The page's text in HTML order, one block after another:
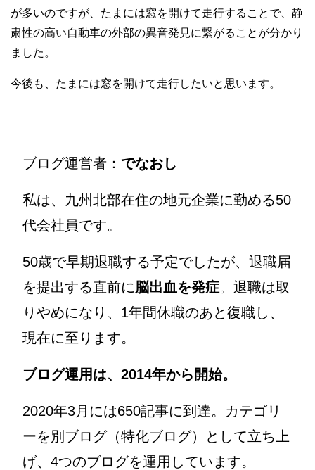
が多いのですが、たまには窓を開けて走行することで、静
粛性の高い自動車の外部の異音発見に繋がることが分かり
ました。
今後も、たまには窓を開けて走行したいと思います。
ブログ運営者： でなおし
私は、九州北部在住の地元企業に勤める50
代会社員です。
50歳で早期退職する予定でしたが、退職届
を提出する直前に脳出血を発症。退職は取
りやめになり、1年間休職のあと復職し、
現在に至ります。
ブログ運用は、2014年から開始。
2020年3月には650記事に到達。カテゴリ
ーを別ブログ（特化ブログ）として立ち上
げ、4つのブログを運用しています。